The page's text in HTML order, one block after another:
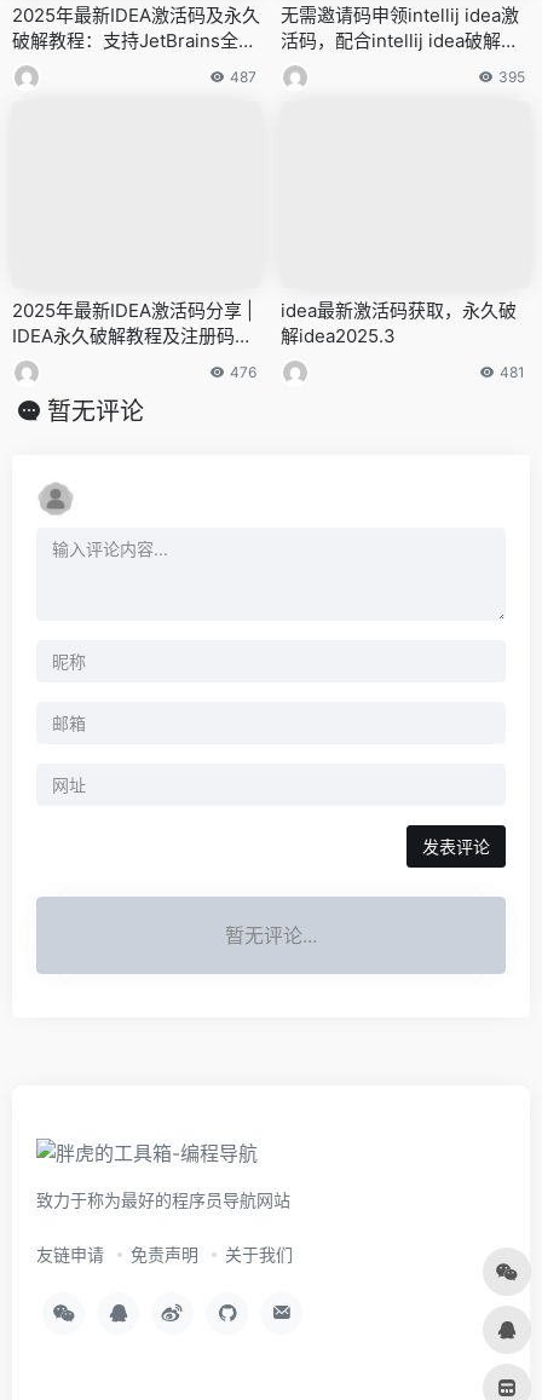
2025年最新IDEA激活码及永久
破解教程：支持JetBrains全家
桶
487
无需邀请码申领intellij idea激
活码，配合intellij idea破解教
程
395
2025年最新IDEA激活码分享 |
IDEA永久破解教程及注册码获
取指南
476
idea最新激活码获取，永久破
解idea2025.3
481
暂无评论
暂无评论...
致力于称为最好的程序员导航网站
友链申请 免责声明 关于我们